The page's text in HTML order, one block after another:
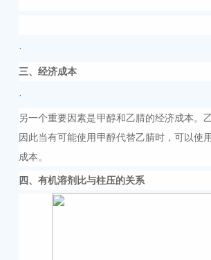
·
三、经济成本
·
另一个重要因素是甲醇和乙腈的经济成本。
因此当有可能使用甲醇代替乙腈时，可以使
成本。
四、有机溶剂比与柱压的关系